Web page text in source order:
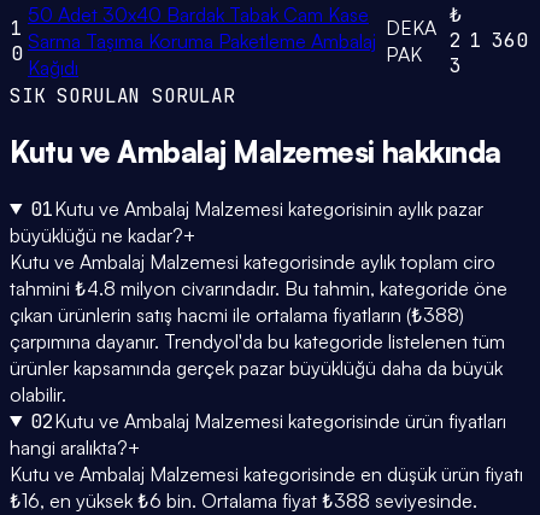
1
0
50 Adet 30x40 Bardak Tabak Cam Kase
Sarma Taşıma Koruma Paketleme Ambalaj
Kağıdı
DEKA
PAK
₺
2
3
1 360
SIK SORULAN SORULAR
Kutu ve Ambalaj Malzemesi hakkında
01Kutu ve Ambalaj Malzemesi kategorisinin aylık pazar
büyüklüğü ne kadar?+
Kutu ve Ambalaj Malzemesi kategorisinde aylık toplam ciro
tahmini ₺4.8 milyon civarındadır. Bu tahmin, kategoride öne
çıkan ürünlerin satış hacmi ile ortalama fiyatların (₺388)
çarpımına dayanır. Trendyol'da bu kategoride listelenen tüm
ürünler kapsamında gerçek pazar büyüklüğü daha da büyük
olabilir.
02Kutu ve Ambalaj Malzemesi kategorisinde ürün fiyatları
hangi aralıkta?+
Kutu ve Ambalaj Malzemesi kategorisinde en düşük ürün fiyatı
₺16, en yüksek ₺6 bin. Ortalama fiyat ₺388 seviyesinde.